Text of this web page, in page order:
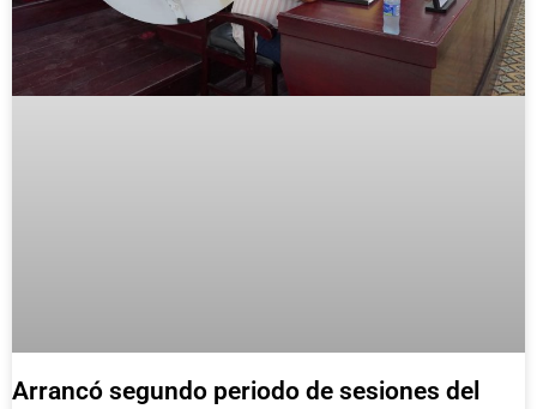
Arrancó segundo periodo de sesiones del